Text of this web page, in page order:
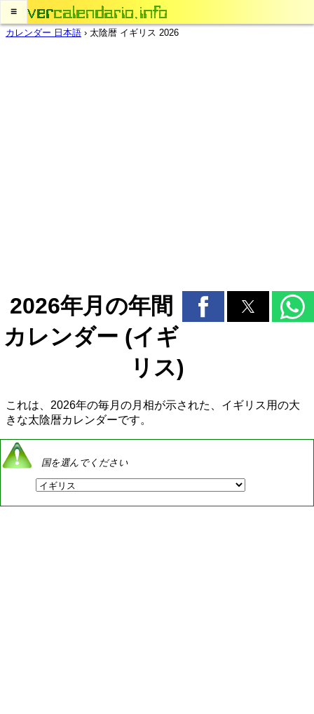
≡
カレンダー 日本語 › 太陰暦 イギリス 2026
2026年月の年間
カレンダー (イギ
リス)
これは、2026年の毎月の月相が示された、イギリス用の大
きな太陰暦カレンダーです。
国を選んでください